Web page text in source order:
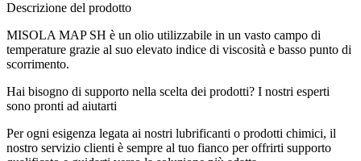
Descrizione del prodotto
MISOLA MAP SH è un olio utilizzabile in un vasto campo di
temperature grazie al suo elevato indice di viscosità e basso punto di
scorrimento.
Hai bisogno di supporto nella scelta dei prodotti? I nostri esperti
sono pronti ad aiutarti
Per ogni esigenza legata ai nostri lubrificanti o prodotti chimici, il
nostro servizio clienti è sempre al tuo fianco per offrirti supporto